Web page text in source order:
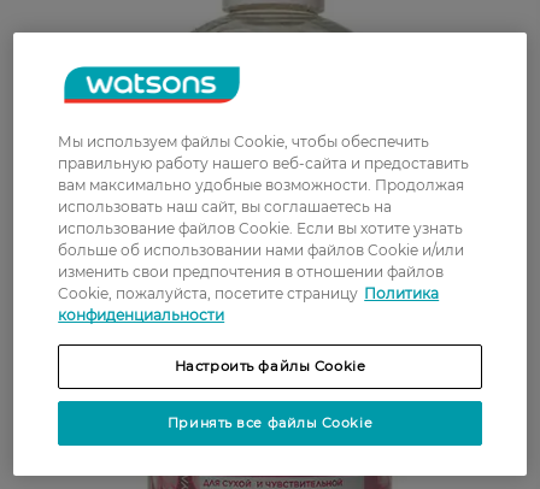
Мы используем файлы Cookie, чтобы обеспечить
правильную работу нашего веб-сайта и предоставить
вам максимально удобные возможности. Продолжая
использовать наш сайт, вы соглашаетесь на
использование файлов Cookie. Если вы хотите узнать
больше об использовании нами файлов Cookie и/или
изменить свои предпочтения в отношении файлов
Cookie, пожалуйста, посетите страницу Политика
конфиденциальности
Настроить файлы Cookie
Принять все файлы Cookie